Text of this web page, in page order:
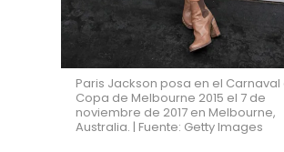
Paris Jackson posa en el Carnaval
Copa de Melbourne 2015 el 7 de
noviembre de 2017 en Melbourne,
Australia. | Fuente: Getty Images